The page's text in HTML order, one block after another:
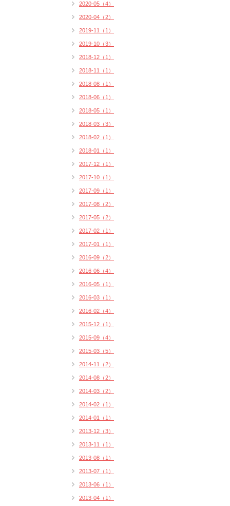
2020-05（4）
2020-04（2）
2019-11（1）
2019-10（3）
2018-12（1）
2018-11（1）
2018-08（1）
2018-06（1）
2018-05（1）
2018-03（3）
2018-02（1）
2018-01（1）
2017-12（1）
2017-10（1）
2017-09（1）
2017-08（2）
2017-05（2）
2017-02（1）
2017-01（1）
2016-09（2）
2016-06（4）
2016-05（1）
2016-03（1）
2016-02（4）
2015-12（1）
2015-09（4）
2015-03（5）
2014-11（2）
2014-08（2）
2014-03（2）
2014-02（1）
2014-01（1）
2013-12（3）
2013-11（1）
2013-08（1）
2013-07（1）
2013-06（1）
2013-04（1）